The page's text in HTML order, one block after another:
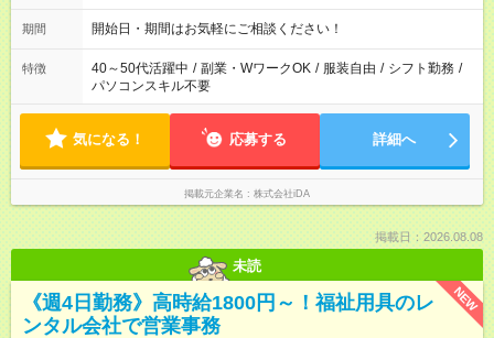
期間 開始日・期間はお気軽にご相談ください！
特徴 40～50代活躍中 / 副業・WワークOK / 服装自由 / シフト勤務 /
パソコンスキル不要
気になる！ 応募する 詳細へ
掲載元企業名 株式会社iDA
掲載日：2026.08.08
未読
NEW
《週4日勤務》高時給1800円～！福祉用具のレ
ンタル会社で営業事務